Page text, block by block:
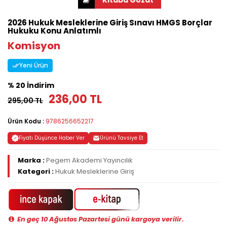
2026 Hukuk Mesleklerine Giriş Sınavı HMGS Borçlar
Hukuku Konu Anlatımlı
Komisyon
Yeni Ürün
% 20 İndirim
295,00 TL 236,00 TL
Ürün Kodu : 9786256652217
Fiyatı Düşünce Haber Ver Ürünü Tavsiye Et
Marka :Pegem Akademi Yayıncılık
Kategori :Hukuk Mesleklerine Giriş
En geç 10 Ağustos Pazartesi günü kargoya verilir.